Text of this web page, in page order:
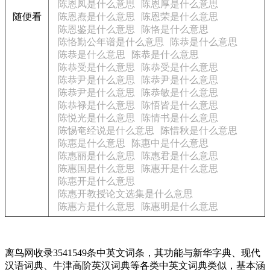
随便看
陈恩凤是什么意思
陈恩厚是什么意思
陈恩焘是什么意思
陈恩荣是什么意思
陈恩鉴是什么意思
陈恪是什么意思
陈恪勤公年谱是什么意思
陈恭是什么意思
陈恭是什么意思
陈恭是什么意思
陈恭受是什么意思
陈恭受是什么意思
陈恭尹是什么意思
陈恭尹是什么意思
陈恭尹是什么意思
陈恭敏是什么意思
陈恭禄是什么意思
陈悟皆是什么意思
陈悦光是什么意思
陈情书是什么意思
陈惕奄经说是什么意思
陈惜秋是什么意思
陈惠是什么意思
陈惠中是什么意思
陈惠丽是什么意思
陈惠君是什么意思
陈惠国是什么意思
陈惠开是什么意思
陈惠开是什么意思
陈惠开教授论文选集是什么意思
陈惠方是什么意思
陈惠明是什么意思
离鸟网收录3541549条中英文词条，其功能与新华字典、现代
汉语词典、牛津高阶英汉词典等各类中英文词典类似，基本涵